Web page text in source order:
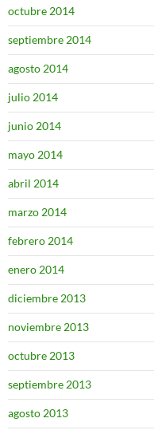
octubre 2014
septiembre 2014
agosto 2014
julio 2014
junio 2014
mayo 2014
abril 2014
marzo 2014
febrero 2014
enero 2014
diciembre 2013
noviembre 2013
octubre 2013
septiembre 2013
agosto 2013